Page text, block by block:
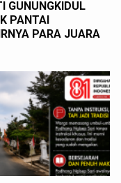
GUNUNGKIDUL
PANTAI
PARA JUARA